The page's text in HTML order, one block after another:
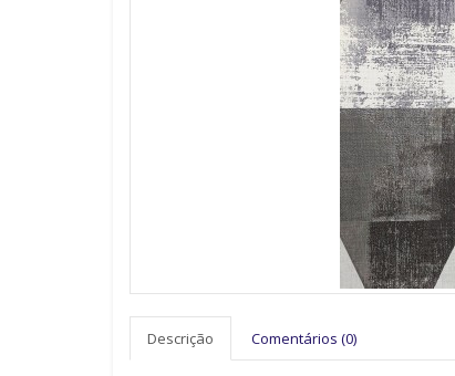
Descrição Comentários (0)